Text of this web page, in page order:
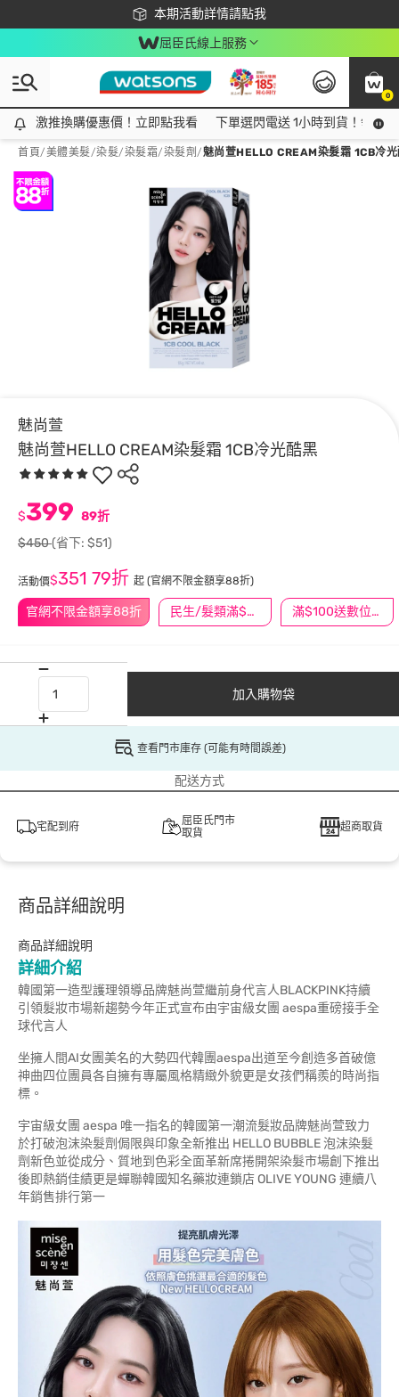
本期活動詳情請點我
下載app最高回饋$350
屈臣氏線上服務
0
激推換購優惠價！立即點我看
激推換購優惠價！立即點我看 下單選閃電送 1小時到貨！領神
首頁/美體美髮/染髮/染髮霜/染髮劑 /魅尚萱HELLO CREAM染髮霜 1CB冷
魅尚萱
魅尚萱HELLO CREAM染髮霜 1CB冷光酷黑
官網不限金額享88折 民生/髮類滿$388送舒潔冰巾 滿$100送數位印花
$399 89折
$450(省下: $51)
活動價$351 79折 起 (官網不限金額享88折)
加入購物袋
查看門市庫存 (可能有時間誤差)
配送方式
宅配到府
屈臣氏門市
取貨
超商取貨
商品詳細說明
商品詳細說明
詳細介紹
韓國第一造型護理領導品牌魅尚萱繼前身代言人BLACKPINK持續
引領髮妝市場新趨勢今年正式宣布由宇宙級女團 aespa重磅接手全
球代言人
坐擁人間AI女團美名的大勢四代韓團aespa出道至今創造多首破億
神曲四位團員各自擁有專屬風格精緻外貌更是女孩們稱羨的時尚指
標。
宇宙級女團 aespa 唯一指名的韓國第一潮流髮妝品牌魅尚萱致力
於打破泡沫染髮劑侷限與印象全新推出 HELLO BUBBLE 泡沫染髮
劑新色並從成分、質地到色彩全面革新席捲開架染髮市場創下推出
後即熱銷佳績更是蟬聯韓國知名藥妝連鎖店 OLIVE YOUNG 連續八
年銷售排行第一